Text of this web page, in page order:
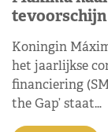
tevoorschijn
Koningin
het jaarlijkse
financiering
the Gap’ staat…